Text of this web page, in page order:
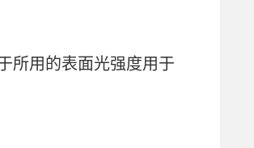
所用的表面光强度用于